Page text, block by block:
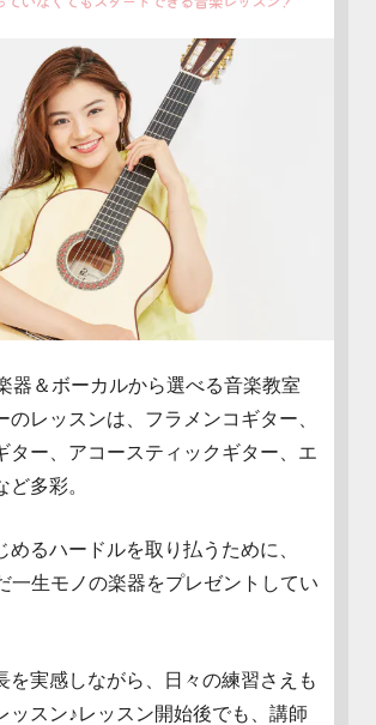
器＆ボーカルから選べる音楽教室
のレッスンは、フラメンコギター、
ター、アコースティックギター、エ
ど多彩。
めるハードルを取り払うために、
一生モノの楽器をプレゼントしてい
を実感しながら、日々の練習さえも
ッスン♪レッスン開始後でも、講師